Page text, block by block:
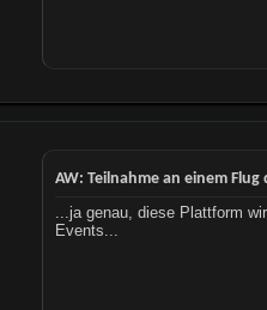
AW: Teilnahme an einem Flug
...ja genau, diese Plattform
Events...